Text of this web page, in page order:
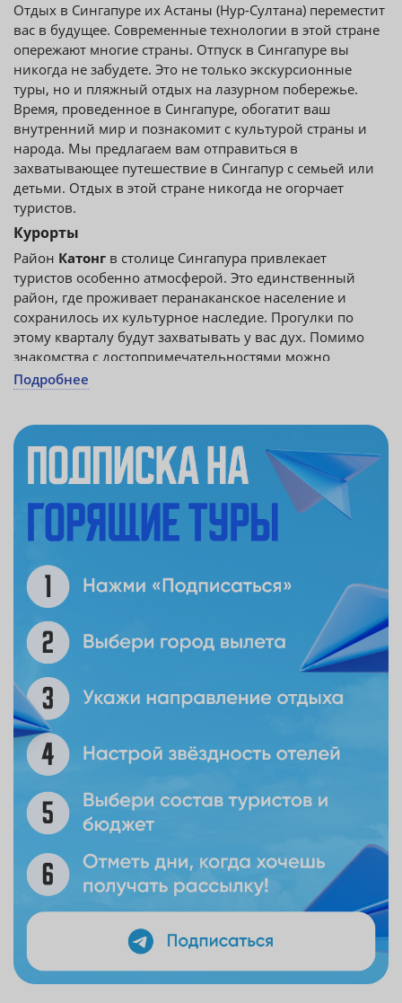
Отдых в Сингапуре их Астаны (Нур-Султана) переместит
вас в будущее. Современные технологии в этой стране
опережают многие страны. Отпуск в Сингапуре вы
никогда не забудете. Это не только экскурсионные
туры, но и пляжный отдых на лазурном побережье.
Время, проведенное в Сингапуре, обогатит ваш
внутренний мир и познакомит с культурой страны и
народа. Мы предлагаем вам отправиться в
захватывающее путешествие в Сингапур с семьей или
детьми. Отдых в этой стране никогда не огорчает
туристов.
Курорты
Район Катонг в столице Сингапура привлекает
туристов особенно атмосферой. Это единственный
район, где проживает перанаканское население и
сохранилось их культурное наследие. Прогулки по
этому кварталу будут захватывать у вас дух. Помимо
знакомства с достопримечательностями можно
попробовать национальную кухню или пройтись по
магазинам. Обратите внимание на церковь Святого
достопримечательность.
За райским пляжным отдыхом стоит отправиться на
островСентоза. Его преимущество в близком
расположение к Сингапуру, но уже там можно
расслабиться и забыть про городскую суету. Пляжи
острова устелены мелким, как пудра песком, а вода
острове Сентоза из Астаны (Нурсултана) больше всего
подходят семейным парам с детьми. Но веселье по
душе найдется и для молодежи. Ведь на острове
находится всемирно известны парк аттракционов
«Universal studios».
Если вы хотите изучить жизнь не только
перанаканского, но и малайского племени, но уделите
время кварталу
сохранилось культурное наследие народа. В Кампонг-
Глам на сегодняшний день живут малайцы и арабы.
Гуляя по этому кварталу можно узнать больше о
мусульманской культуре, попробовать местную кухню,
устроить шоппинг или купить одежду и ткань из
натуральной ткани.
Скрасить отдых можно прогулкой по набережной
Кларк Куэй.Это место прекрасно как днем, так и
вечером. Днем можно прокатиться по речной глади на
яхте с ветерком, полюбоваться живописными
пейзажами или прогуляться до смотровой площадки.
Вечерняя набережная завораживает взгляды тысячами
огнями. Туристы предпочитают по ужинать на
Подробнее